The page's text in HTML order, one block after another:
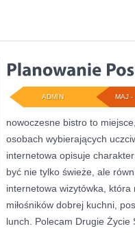
MAJ -
ADMIN
nowoczesne bistro to
osobach wybierających
internetowa opisuje
być nie tylko świeże, ale
internetowa wizytówka,
miłośników dobrej kuchni,
lunch. Polecam Drugie Życie